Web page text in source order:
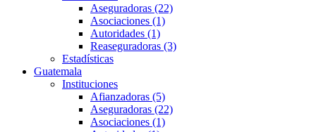
Aseguradoras (22)
Asociaciones (1)
Autoridades (1)
Reaseguradoras (3)
Estadísticas
Guatemala
Instituciones
Afianzadoras (5)
Aseguradoras (22)
Asociaciones (1)